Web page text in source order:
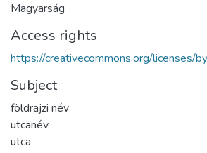
Magyarság
Access rights
https://creativecommons.org/licenses/
Subject
földrajzi név
utcanév
utca